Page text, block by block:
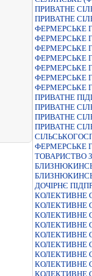
ПРИВАТНЕ
ПРИВАТНЕ
ФЕРМЕРСЬКЕ
ФЕРМЕРСЬКЕ
ФЕРМЕРСЬКЕ
ФЕРМЕРСЬКЕ
ФЕРМЕРСЬКЕ
ФЕРМЕРСЬКЕ
ФЕРМЕРСЬКЕ
ПРИВАТНЕ
ПРИВАТНЕ
ПРИВАТНЕ
ПРИВАТНЕ
ФЕРМЕРСЬКЕ
ТОВАРИСТВО
ДОЧIРНЄ
КОЛЕКТИВНЕ
КОЛЕКТИВНЕ
КОЛЕКТИВНЕ
КОЛЕКТИВНЕ
КОЛЕКТИВНЕ
КОЛЕКТИВНЕ
КОЛЕКТИВНЕ
КОЛЕКТИВНЕ
КОЛЕКТИВНЕ